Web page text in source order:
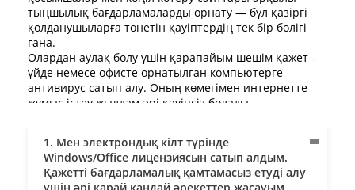
тыңшылық бағдарламаларды орнату — бұл қазіргі
қолданушыларға төнетін қауіптердің тек бір бөлігі
ғана.
Олардан аулақ болу үшін қарапайым шешім қажет –
үйде немесе офисте орнатылған компьютерге
антивирус сатып алу. Оның көмегімен интернетте
жұмыс істеу жылдам әрі қауіпсіз болады.
таңдауы, қолайлы бағалар және Қазақстан бойынша
тапсырыстарды жеткізу бар.
Бірақ біздің дүкеннен антивирус сатып алу алдында
1. Мен электрондық кілт түрінде
Windows/Office лицензиясын сатып алдым.
Қажетті бағдарламалық қамтамасыз етуді алу